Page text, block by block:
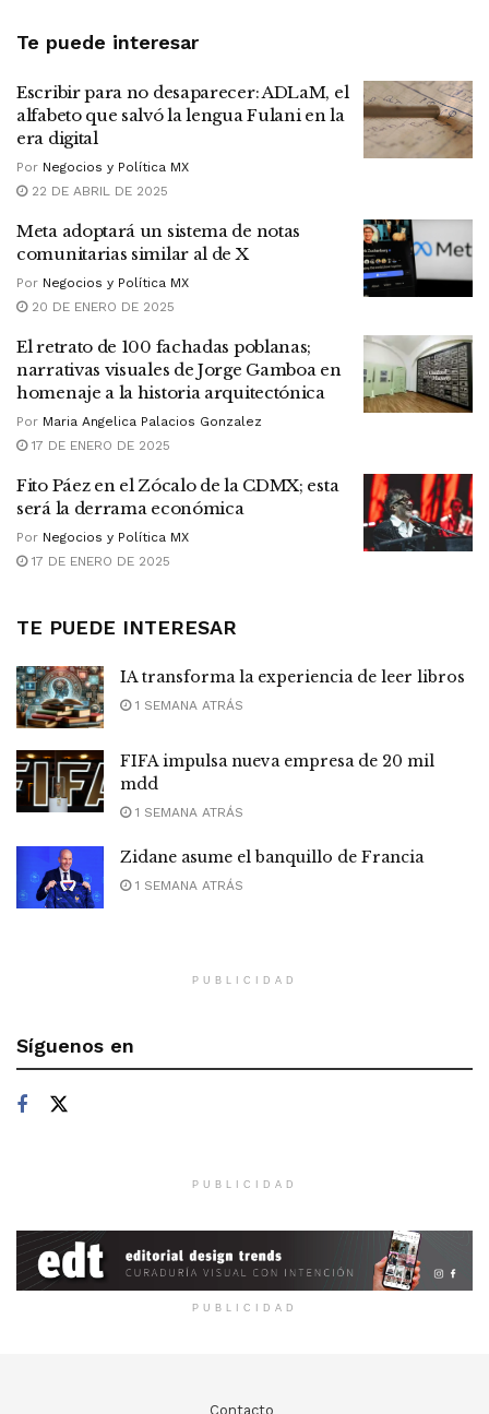
Te puede interesar
Escribir para no desaparecer: ADLaM, el
alfabeto que salvó la lengua Fulani en la
era digital
Por Negocios y Política MX
22 DE ABRIL DE 2025
Meta adoptará un sistema de notas
comunitarias similar al de X
Por Negocios y Política MX
20 DE ENERO DE 2025
El retrato de 100 fachadas poblanas;
narrativas visuales de Jorge Gamboa en
homenaje a la historia arquitectónica
Por Maria Angelica Palacios Gonzalez
17 DE ENERO DE 2025
Fito Páez en el Zócalo de la CDMX; esta
será la derrama económica
Por Negocios y Política MX
17 DE ENERO DE 2025
TE PUEDE INTERESAR
IA transforma la experiencia de leer libros
1 SEMANA ATRÁS
FIFA impulsa nueva empresa de 20 mil
mdd
1 SEMANA ATRÁS
Zidane asume el banquillo de Francia
1 SEMANA ATRÁS
PUBLICIDAD
Síguenos en
PUBLICIDAD
PUBLICIDAD
Contacto